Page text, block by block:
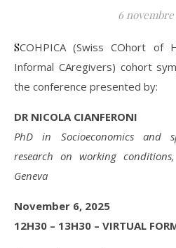
6 novembre
SCOHPICA (Swiss COhort of Health Professionals and
Informal CAregivers) cohort
the conference presented by:
DR NICOLA CIANFERONI
PhD in Socioeconomics and
research on working
Geneva
November 6, 2025
12H30 – 13H30 – VIRTUAL